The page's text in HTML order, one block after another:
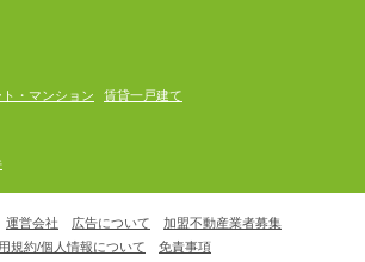
・マンション
賃貸一戸建て
運営会社 広告について
加盟不動産業者募集
規約/個人情報について
免責事項